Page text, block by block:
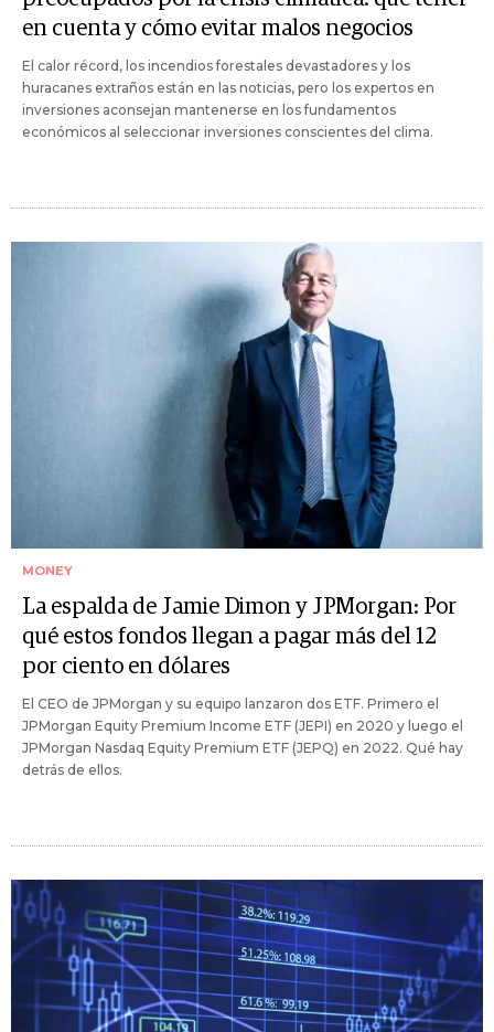
en cuenta y cómo evitar malos negocios
El calor récord, los incendios forestales devastadores y los
huracanes extraños están en las noticias, pero los expertos en
inversiones aconsejan mantenerse en los fundamentos
económicos al seleccionar inversiones conscientes del clima.
MONEY
La espalda de Jamie Dimon y JPMorgan: Por
qué estos fondos llegan a pagar más del 12
por ciento en dólares
El CEO de JPMorgan y su equipo lanzaron dos ETF. Primero el
JPMorgan Equity Premium Income ETF (JEPI) en 2020 y luego el
JPMorgan Nasdaq Equity Premium ETF (JEPQ) en 2022. Qué hay
detrás de ellos.